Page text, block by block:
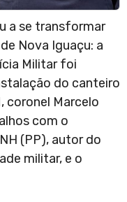
a se transformar
Nova Iguaçu: a
Militar foi
do canteiro
coronel Marcelo
com o
(PP), autor do
militar, e o